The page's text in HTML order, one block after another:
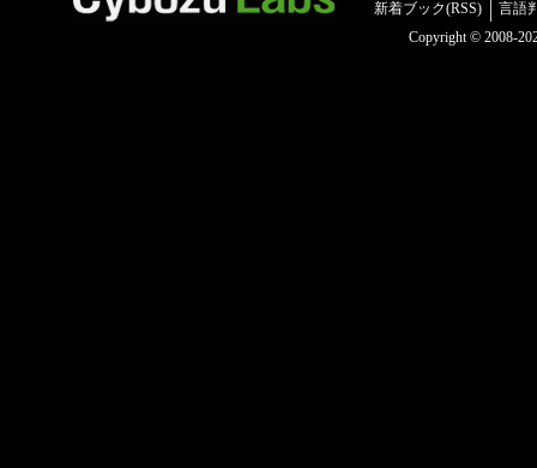
新着ブック(RSS)
言語
Copyright © 2008-